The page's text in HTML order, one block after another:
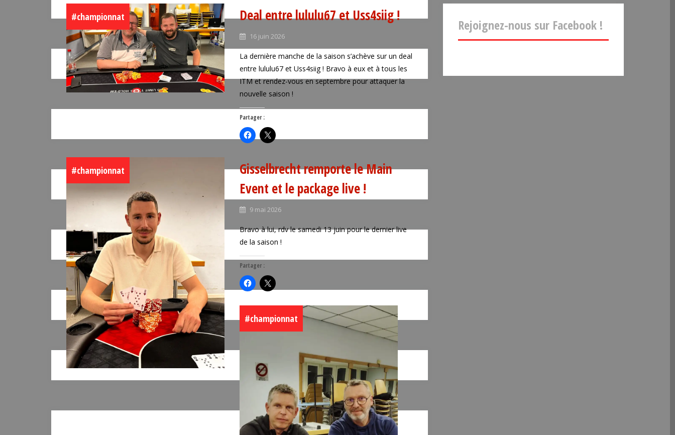
#championnat Deal entre lululu67 et Uss4siig !
16 juin 2026
La dernière manche de la saison s’achève sur un deal
entre lululu67 et Uss4siig ! Bravo à eux et à tous les
ITM et rendez-vous en septembre pour attaquer la
nouvelle saison !
Partager :
#championnat
Gisselbrecht remporte le Main
Event et le package live !
9 mai 2026
Bravo à lui, rdv le samedi 13 juin pour le dernier live
de la saison !
Partager :
#championnat
Rejoignez-nous sur Facebook !